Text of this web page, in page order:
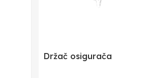
Držač osigurača